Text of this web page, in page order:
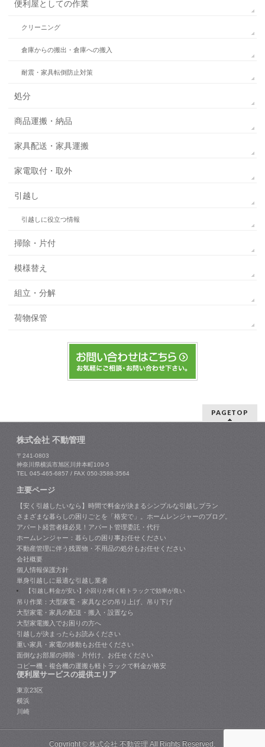
便利屋としての作業
クリーニング
倉庫からの搬出・倉庫への搬入
耐震・家具転倒防止対策
処分
商品運搬・納品
家具配送・家具運搬
家電取付・取外
引越し
引越しに役立つ情報
掃除・片付
模様替え
組立・分解
荷物保管
PAGETOP
株式会社 不動管理
〒241-0803
神奈川県横浜市旭区川井本町109-5
TEL 045-465-6857 / FAX 050-3588-3564
主要ページ
【安く引越したいなら】時間で料金が決まるシンプルな引越しプラン
さまざまな暮らしの困りごとを「格安で」。ホームレンジャーのブログ。
アパート経営者様必見！アパート管理委託・代行
ホームレンジャー：暮らしの困り事お任せください
不動産管理に伴う残置物・不用品の処分もお任せください
会社概要
個人情報保護方針
単身引越しに最適な引越し業者
【引越し料金が安い】小回りが利く軽トラックで効率が良い
吊り作業：大型家電・家具などの吊り上げ、吊り下げ
大型家電・家具の配送・搬入・設置なら
大型家電搬入でお困りの方へ
引越しが決まったらお読みください
重い家具・家電の移動もお任せください
面倒なお部屋の掃除・片付け、お任せください
コピー機・複合機の運搬も軽トラックで料金が格安
便利屋サービスの提供エリア
東京23区
横浜
川崎
Copyright ©株式会社 不動管理 All Rights Reserved.